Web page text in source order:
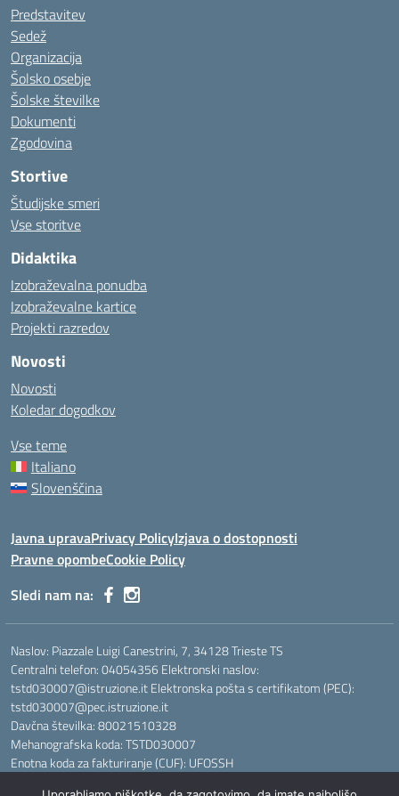
Predstavitev
Sedež
Organizacija
Šolsko osebje
Šolske številke
Dokumenti
Zgodovina
Stortive
Študijske smeri
Vse storitve
Didaktika
Izobraževalna ponudba
Izobraževalne kartice
Projekti razredov
Novosti
Novosti
Koledar dogodkov
Vse teme
Italiano
Slovenščina
Javna upravaPrivacy PolicyIzjava o dostopnosti
Pravne opombeCookie Policy
Sledi nam na:
Naslov: Piazzale Luigi Canestrini, 7, 34128 Trieste TS
Centralni telefon: 04054356 Elektronski naslov:
tstd030007@istruzione.it Elektronska pošta s certifikatom (PEC):
tstd030007@pec.istruzione.it
Davčna številka: 80021510328
Mehanografska koda: TSTD030007
Enotna koda za fakturiranje (CUF): UFOSSH